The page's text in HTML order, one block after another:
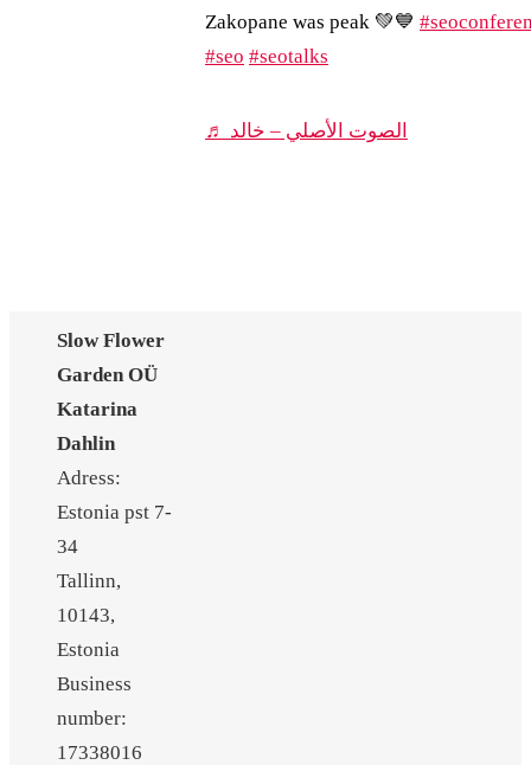
Zakopane was peak 💚💙
#seo #seotalks
♬ الصوت الأصلي – خالد
Slow Flower
Garden OÜ
Katarina
Dahlin
Adress:
Estonia pst 7-
34
Tallinn,
10143,
Estonia
Business
number:
17338016